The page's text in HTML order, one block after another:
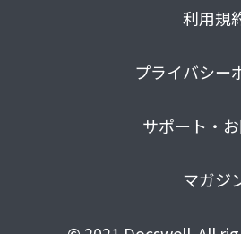
利用規
プライバシー
サポート・
マガジ